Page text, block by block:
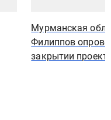
Мурманская
Филиппов
закрытии